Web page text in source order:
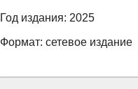
Год издания: 2025
Формат: сетевое издание